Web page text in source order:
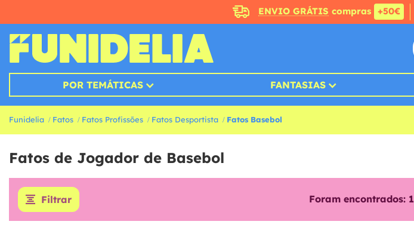
ENVIO GRÁTIS compras +50€
POR TEMÁTICAS FANTASIAS
Funidelia Fatos Fatos Profissões Fatos Desportista Fatos Basebol
Fatos de Jogador de Basebol
Filtrar Foram encontrados: 1